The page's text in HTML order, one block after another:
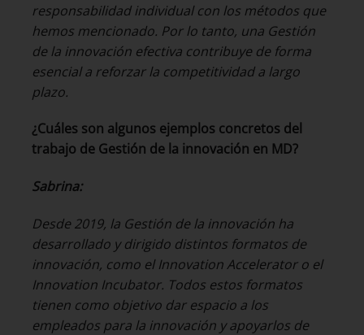
responsabilidad individual con los métodos que
hemos mencionado. Por lo tanto, una Gestión
de la innovación efectiva contribuye de forma
esencial a reforzar la competitividad a largo
plazo.
¿Cuáles son algunos ejemplos concretos del
trabajo de Gestión de la innovación en MD?
Sabrina:
Desde 2019, la Gestión de la innovación ha
desarrollado y dirigido distintos formatos de
innovación, como el Innovation Accelerator o el
Innovation Incubator. Todos estos formatos
tienen como objetivo dar espacio a los
empleados para la innovación y apoyarlos de